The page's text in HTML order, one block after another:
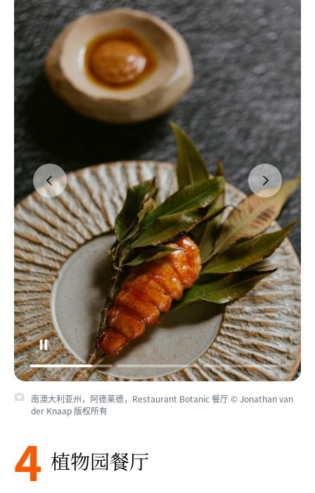
南澳大利亚州，阿德莱德，Restaurant Botanic 餐厅 © Jonathan van
der Knaap 版权所有
4 植物园餐厅